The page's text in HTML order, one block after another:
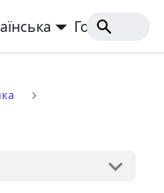
Головна